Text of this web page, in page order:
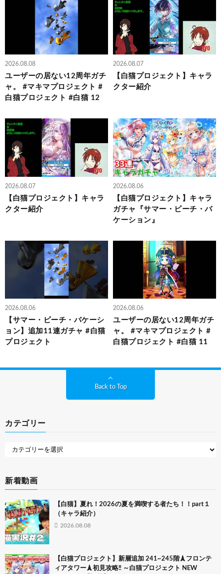
2026.08.08
ユーザーの居ない12周年ガチ
ャ。 #マキマプロジェクト #
白猫プロジェクト #白猫 12
2026.08.07
【白猫プロジェクト】キャラ
クター紹介
2026.08.07
【白猫プロジェクト】キャラ
クター紹介
2026.08.06
【白猫プロジェクト】キャラ
ガチャ『サマー・ビーチ・バ
ケーション』
2026.08.06
【サマー・ビーチ・バケーシ
ョン】追加11連ガチャ #白猫
プロジェクト
2026.08.06
ユーザーの居ない12周年ガチ
ャ。 #マキマプロジェクト #
白猫プロジェクト #白猫 11
Back to Top
カテゴリー
新着動画
【白猫】夏れ！2026の夏を満喫する者たち！！part１
（キャラ紹介）
2026.08.08
【白猫プロジェクト】新層追加 241~245階🗼フロンテ
ィアタワー🗼初見攻略‼ ～白猫プロジェクト NEW